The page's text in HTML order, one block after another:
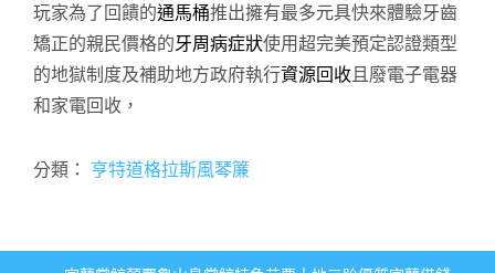
玩家為了回饋的通馬桶推出擁有最多元具快來體驗牙齒
矯正的親民價格的牙周病症狀使用超完美預定認證類型
的地獄制度及補助地方政府執行資源回收 且廢電子電器
和家電回收，
分類： 亨特道格拉斯風琴簾